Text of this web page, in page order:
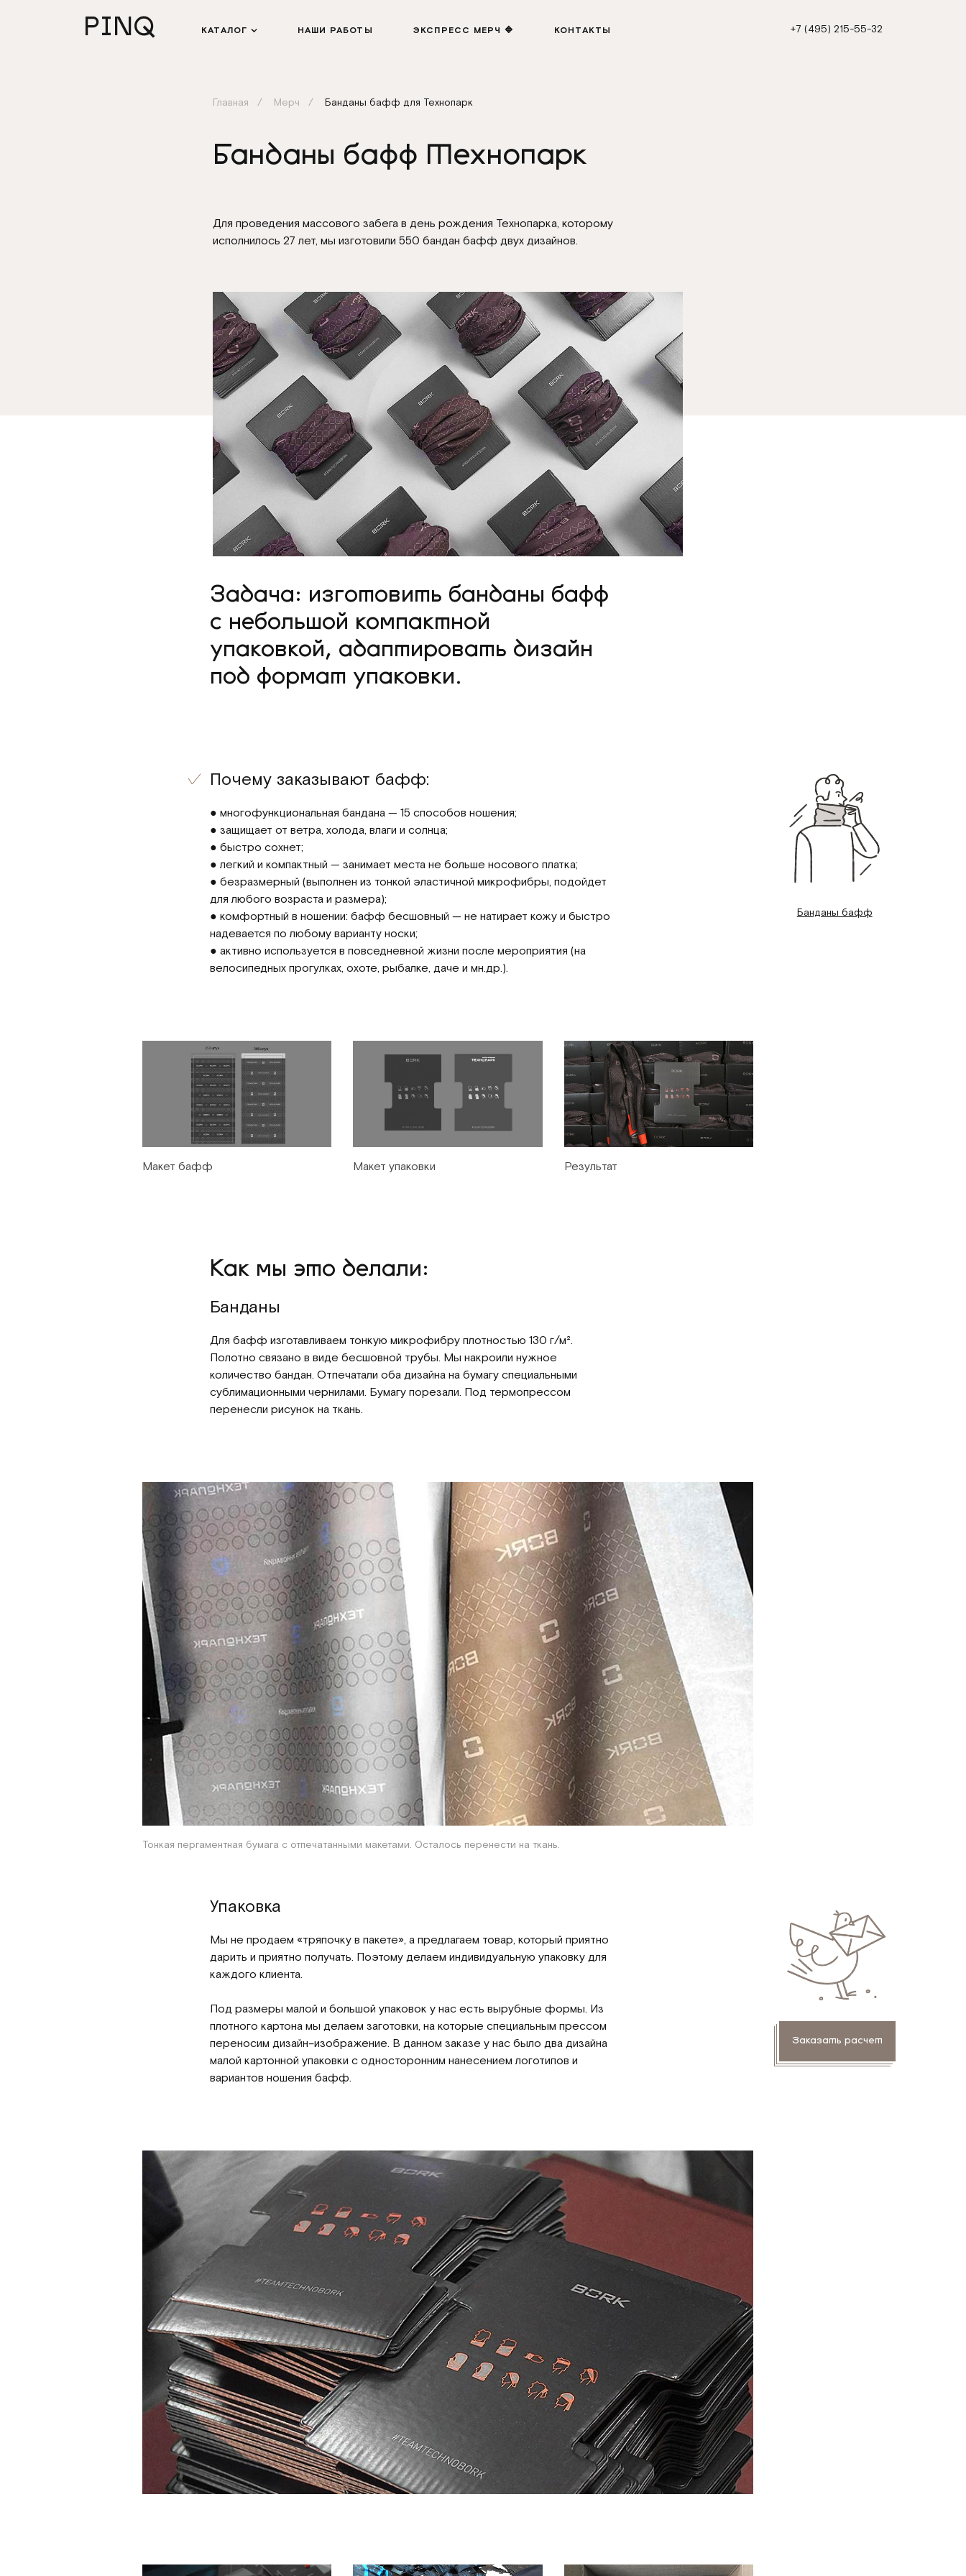
PINQ +7 (495) 215-55-32
КАТАЛОГ НАШИ РАБОТЫ ЭКСПРЕСС МЕРЧ 🔷 КОНТАКТЫ
Главная Мерч Банданы бафф для Технопарк
Банданы бафф Технопарк
Для проведения массового забега в день рождения Технопарка, которому
исполнилось 27 лет, мы изготовили 550 бандан бафф двух дизайнов.
Задача: изготовить банданы бафф
с небольшой компактной
упаковкой, адаптировать дизайн
под формат упаковки.
Почему заказывают бафф:
● многофункциональная бандана — 15 способов ношения;
● защищает от ветра, холода, влаги и солнца;
● быстро сохнет;
● легкий и компактный — занимает места не больше носового платка;
● безразмерный (выполнен из тонкой эластичной микрофибры, подойдет
для любого возраста и размера);
● комфортный в ношении: бафф бесшовный — не натирает кожу и быстро
надевается по любому варианту носки;
● активно используется в повседневной жизни после мероприятия (на
велосипедных прогулках, охоте, рыбалке, даче и мн.др.).
Банданы бафф
Макет бафф Макет упаковки Результат
Как мы это делали:
Банданы
Для бафф изготавливаем тонкую микрофибру плотностью 130 г/м².
Полотно связано в виде бесшовной трубы. Мы накроили нужное
количество бандан. Отпечатали оба дизайна на бумагу специальными
сублимационными чернилами. Бумагу порезали. Под термопрессом
перенесли рисунок на ткань.
Тонкая пергаментная бумага с отпечатанными макетами. Осталось перенести на ткань.
Упаковка
Мы не продаем «тряпочку в пакете», а предлагаем товар, который приятно
дарить и приятно получать. Поэтому делаем индивидуальную упаковку для
каждого клиента.
Под размеры малой и большой упаковок у нас есть вырубные формы. Из
плотного картона мы делаем заготовки, на которые специальным прессом
переносим дизайн–изображение. В данном заказе у нас было два дизайна
малой картонной упаковки с односторонним нанесением логотипов и
вариантов ношения бафф.
Заказать расчет